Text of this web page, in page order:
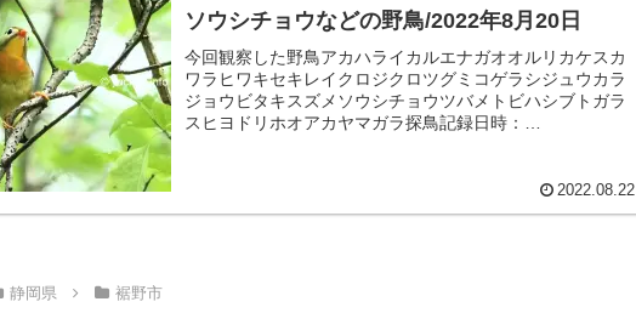
ソウシチョウなどの野鳥/2022年8月20日
今回観察した野鳥アカハライカルエナガオオルリカケスカ
ワラヒワキセキレイクロジクロツグミコゲラシジュウカラ
ジョウビタキスズメソウシチョウツバメトビハシブトガラ
スヒヨドリホオアカヤマガラ探鳥記録日時：
2022.08.22
静岡県 裾野市